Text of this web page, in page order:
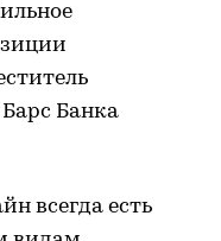
Банка
всегда есть